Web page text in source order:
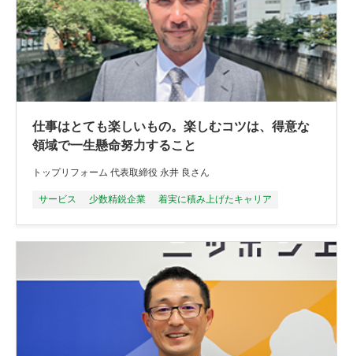
仕事はとても楽しいもの。楽しむコツは、得意な
領域で一生懸命努力すること
トップリフォーム 代表取締役 永井 良さん
サービス 少数精鋭企業 着実に積み上げたキャリア